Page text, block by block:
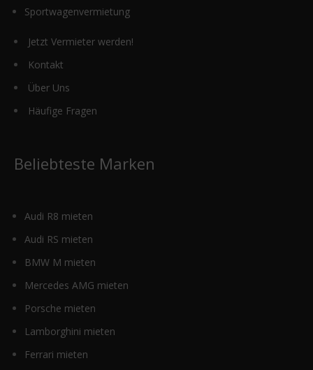
Sportwagenvermietung
Jetzt Vermieter werden!
Kontakt
Über Uns
Häufige Fragen
Beliebteste Marken
Audi R8 mieten
Audi RS mieten
BMW M mieten
Mercedes AMG mieten
Porsche mieten
Lamborghini mieten
Ferrari mieten